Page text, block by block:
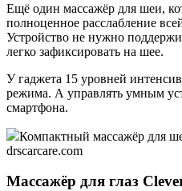
Ещё один массажёр для шеи,
полноценное расслабление
Устройство не нужно
легко зафиксировать на шее.
У гаджета 15 уровней
режима. А управлять умным
смартфона.
Компактный массажёр для
drscarcare.com
Массажёр для глаз